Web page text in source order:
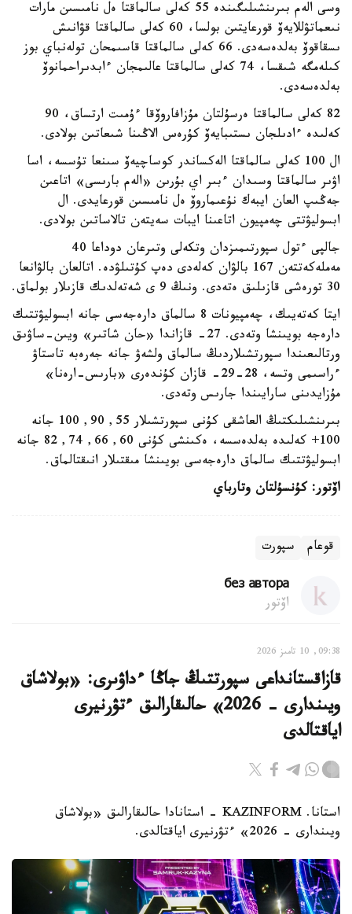
وسى الەم بىرىنشىلىگىندە 55 كەلى سالماقتا ەل نامىسىن مارات
نىعماتۋللايەۆ قورعايتىن بولسا، 60 كەلى سالماقتا قۋانىش
ىسقاقوۆ بەلدەسەدى. 66 كەلى سالماقتا قاسىمحان تولەنباي بوز
كىلەمگە شىقسا، 74 كەلى سالماقتا عالىمجان ءابدىراحمانوۆ
بەلدەسەدى.
82 كەلى سالماقتا ەرسۇلتان مۇزافاروۆقا ءۇمىت ارتساق، 90
كەلىدە ءادىلجان ىستىبايەۆ كۇرەس الاڭىنا شىعاتىن بولادى.
ال 100 كەلى سالماقتا الەكساندر كوساچيەۆ سىنعا تۇسسە، اسا
اۋىر سالماقتا وسىدان ءبىر اي بۇرىن «الەم بارىسى» اتاعىن
جەڭىپ العان ايبەك نۇعىماروۆ ەل نامىسىن قورعايدى. ال
ابسوليۋتتى چەمپيون اتاعىنا ايبات سەيتەن تالاساتىن بولادى.
جالپى ءتول سپورتىمىزدان وتكەلى وتىرعان دوداعا 40
مەملەكەتتەن 167 بالۋان كەلەدى دەپ كۇتىلۋدە. اتالعان بالۋانعا
30 تورەشى قازىلىق ەتەدى. ونىڭ 9 ى شەتەلدىك قازىلار بولماق.
ايتا كەتەيىك، چەمپيونات 8 سالماق دارەجەسى جانە ابسوليۋتتىك
دارەجە بويىنشا وتەدى. 27- قازاندا «حان شاتىر» ويىن-ساۋىق
ورتالىعىندا سپورتشىلاردىڭ سالماق ولشەۋ جانە جەرەبە تاستاۋ
ءراسىمى وتسە، 28-29- قازان كۇندەرى «بارىس-ارەنا»
مۇزايدىنى سارايىندا جارىس وتەدى.
بىرىنشىلىكتىڭ العاشقى كۇنى سپورتشىلار 55, 90, 100 جانە
100+ كەلىدە بەلدەسسە، ەكىنشى كۇنى 60, 66, 74, 82 جانە
ابسوليۋتتىك سالماق دارەجەسى بويىنشا مىقتىلار انىقتالماق.
اۆتور: كۇنسۇلتان وتارباي
قوعام سپورت
без автора
اۆتور
09:38, 10 تامىز 2026
قازاقستانداعى سپورتتىڭ جاڭا ءداۋىرى: «بولاشاق
ويىندارى - 2026» حالىقارالىق ءتۋرنيرى
اياقتالدى
استانا. KAZINFORM - استانادا حالىقارالىق «بولاشاق
ويىندارى - 2026» ءتۋرنيرى اياقتالدى.